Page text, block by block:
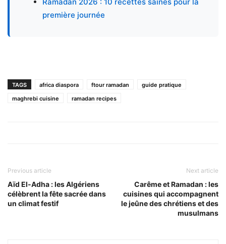
première journée
TAGS africa diaspora ftour ramadan
guide pratique
maghrebi cuisine
ramadan recipes
Previous article
Aïd El-Adha : les Algériens
célèbrent la fête sacrée dans
un climat festif
Next article
Carême et Ramadan : les
cuisines qui accompagnent
le jeûne des chrétiens et des
musulmans